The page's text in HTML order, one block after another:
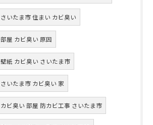
さいたま市 住まい カビ臭い
部屋 カビ臭い 原因
壁紙 カビ臭い さいたま市
さいたま市 カビ臭い 家
カビ臭い 部屋 防カビ工事 さいたま市